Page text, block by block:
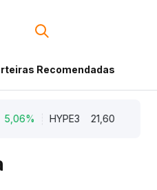
Recomendadas
5,06% HYPE3 21,60